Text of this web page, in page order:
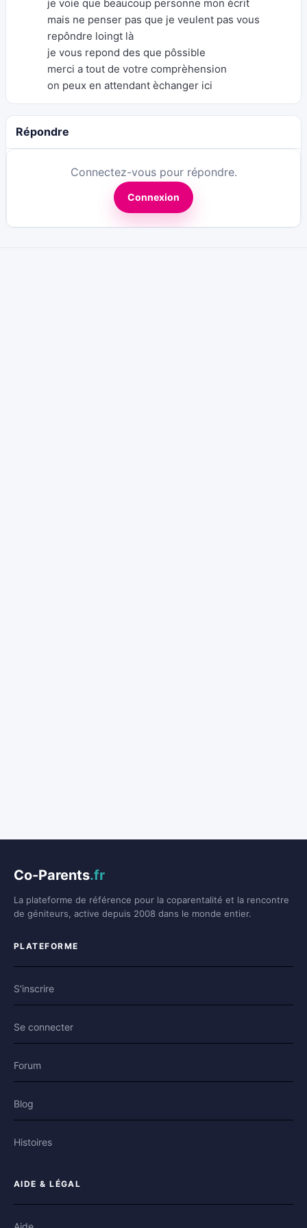
je voie que beaucoup personne mon ècrit
mais ne penser pas que je veulent pas vous
repôndre loingt là
je vous repond des que pôssible
merci a tout de votre comprèhension
on peux en attendant èchanger ici
Répondre
Connectez-vous pour répondre.
Connexion
Co-Parents.fr
La plateforme de référence pour la coparentalité et la rencontre
de géniteurs, active depuis 2008 dans le monde entier.
PLATEFORME
S'inscrire
Se connecter
Forum
Blog
Histoires
AIDE & LÉGAL